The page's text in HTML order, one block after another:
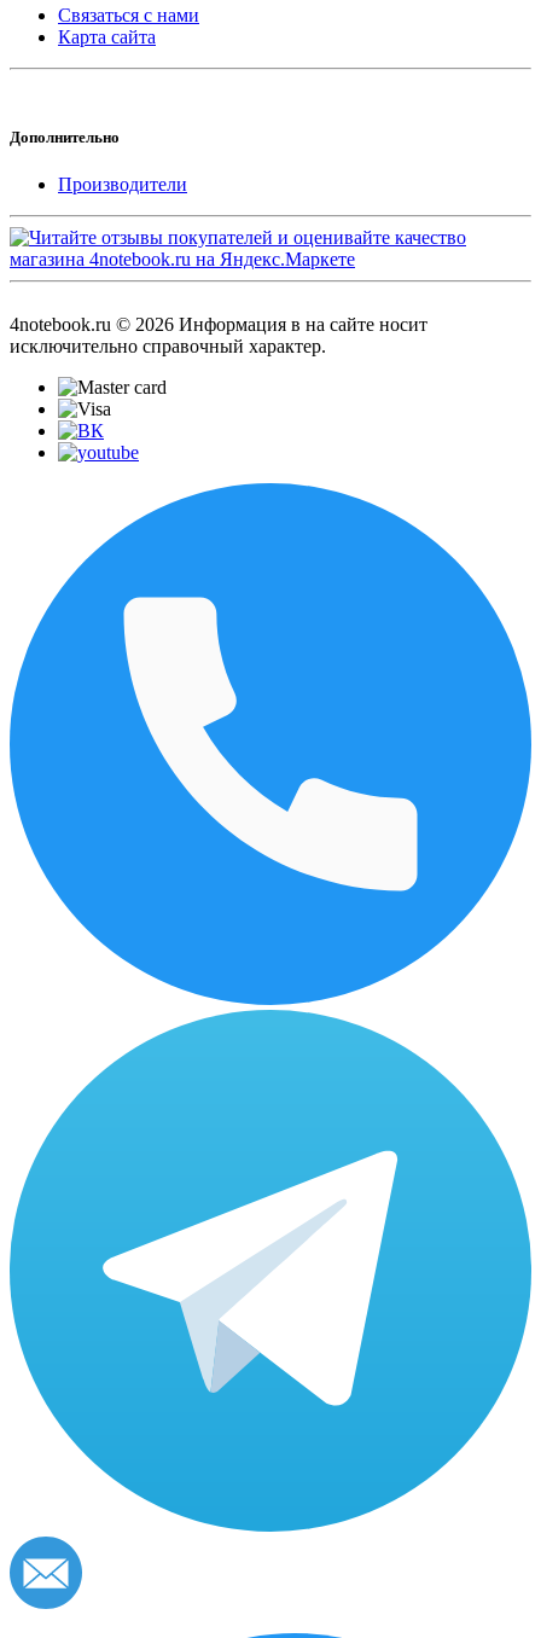
Связаться с нами
Карта сайта
Дополнительно
Производители
4notebook.ru © 2026 Информация в на сайте носит
исключительно справочный характер.